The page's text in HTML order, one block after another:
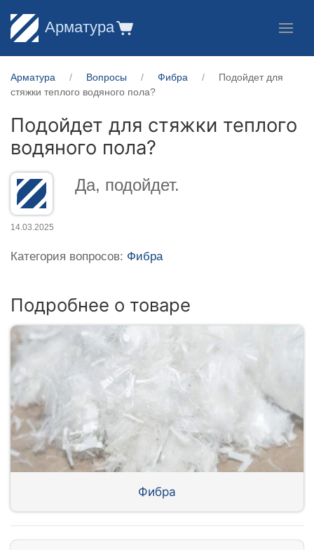
Арматура
Арматура Вопросы Фибра
Подойдет для
стяжки теплого водяного пола?
Подойдет для стяжки теплого
водяного пола?
14.03.2025
Да, подойдет.
Категория вопросов: Фибра
Подробнее о товаре
Фибра